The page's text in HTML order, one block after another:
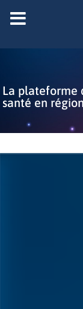
La plateforme
santé en